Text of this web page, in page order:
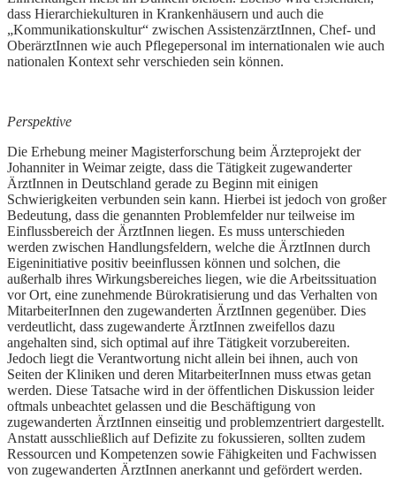
dass Hierarchiekulturen in Krankenhäusern und auch die
„Kommunikationskultur“ zwischen AssistenzärztInnen, Chef- und
OberärztInnen wie auch Pflegepersonal im internationalen wie auch
nationalen Kontext sehr verschieden sein können.
Perspektive
Die Erhebung meiner Magisterforschung beim Ärzteprojekt der
Johanniter in Weimar zeigte, dass die Tätigkeit zugewanderter
ÄrztInnen in Deutschland gerade zu Beginn mit einigen
Schwierigkeiten verbunden sein kann. Hierbei ist jedoch von großer
Bedeutung, dass die genannten Problemfelder nur teilweise im
Einflussbereich der ÄrztInnen liegen. Es muss unterschieden
werden zwischen Handlungsfeldern, welche die ÄrztInnen durch
Eigeninitiative positiv beeinflussen können und solchen, die
außerhalb ihres Wirkungsbereiches liegen, wie die Arbeitssituation
vor Ort, eine zunehmende Bürokratisierung und das Verhalten von
MitarbeiterInnen den zugewanderten ÄrztInnen gegenüber. Dies
verdeutlicht, dass zugewanderte ÄrztInnen zweifellos dazu
angehalten sind, sich optimal auf ihre Tätigkeit vorzubereiten.
Jedoch liegt die Verantwortung nicht allein bei ihnen, auch von
Seiten der Kliniken und deren MitarbeiterInnen muss etwas getan
werden. Diese Tatsache wird in der öffentlichen Diskussion leider
oftmals unbeachtet gelassen und die Beschäftigung von
zugewanderten ÄrztInnen einseitig und problemzentriert dargestellt.
Anstatt ausschließlich auf Defizite zu fokussieren, sollten zudem
Ressourcen und Kompetenzen sowie Fähigkeiten und Fachwissen
von zugewanderten ÄrztInnen anerkannt und gefördert werden.